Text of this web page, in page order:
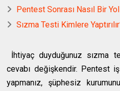
Pentest Sonrası Nasıl Bir
Sızma Testi Kimlere
İhtiyaç duyduğunuz sızma
cevabı değişkendir. Pentest
yapmanız, şüphesiz